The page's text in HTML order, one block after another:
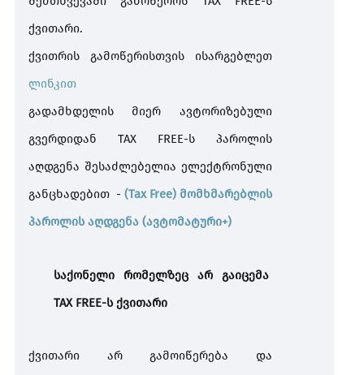
ქვითარი.
ქვითრის გამოწერისთვის ისარგებლეთ
ლინკით
გადამხდელის მიერ ავტორიზებული
გვერდიდან TAX FREE-ს
პაროლის
აღდგენა შესაძლებელია ელექტრონული
განცხადებით - (Tax Free) მომხმარებლის
პაროლის აღდგენა(ავტომატური+)
საქონელი რომელზეც არ გაიცემა
TAX FREE-ს ქვითარი
ქვითარი არ გამოიწერება
და